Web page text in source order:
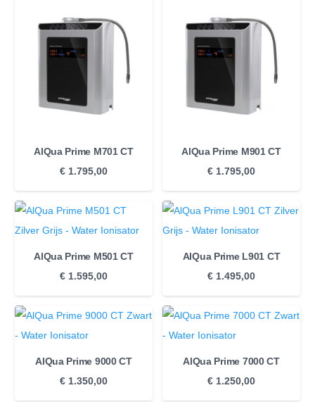
AlQua Prime M701 CT
€ 1.795,00
AlQua Prime M901 CT
€ 1.795,00
AlQua Prime M501 CT
€ 1.595,00
AlQua Prime L901 CT
€ 1.495,00
AlQua Prime 9000 CT
€ 1.350,00
AlQua Prime 7000 CT
€ 1.250,00